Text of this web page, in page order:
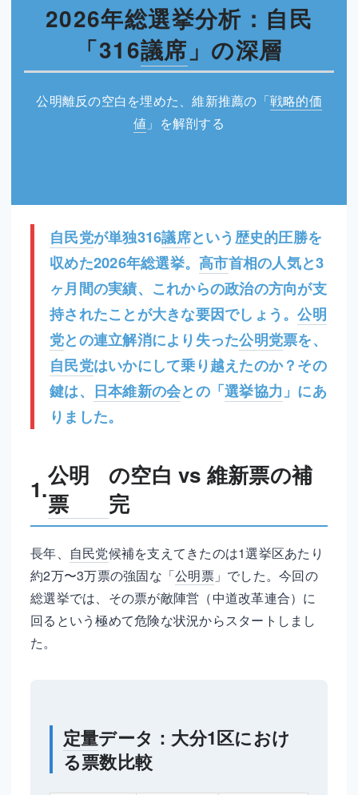
2026年総選挙分析：自民
「316議席 」の深層
公明離反の空白を埋めた、維新推薦の「戦略的価
値 」を解剖する
自民党が単独316議席という歴史的圧勝を
収めた2026年総選挙。高市首相の人気と3
ヶ月間の実績、これからの政治の方向が支
持されたことが大きな要因でしょう。公明
党との連立解消により失った公明党票を、
自民党はいかにして乗り越えたのか？その
鍵は、 日本維新の会との「選挙協力 」にあ
りました。
1.公明
票
の空白 vs 維新票の補
完
長年、 自民党候補を支えてきたのは1選挙区あたり
約2万〜3万票の強固な「公明票」でした。今回の
総選挙では、その票が敵陣営（中道改革連合）に
回るという極めて危険な状況からスタートしまし
た。
定量データ：大分1区におけ
る票数比較